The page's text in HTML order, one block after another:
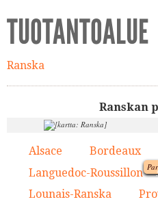
TUOTANTOALUE
Ranska
Ranskan
Alsace Bordeaux
Languedoc-Roussillon
Lounais-Ranska